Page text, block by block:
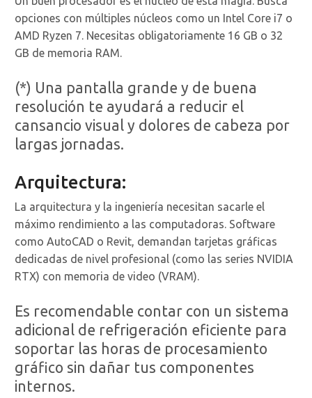
opciones con múltiples núcleos como un Intel Core i7 o
AMD Ryzen 7. Necesitas obligatoriamente 16 GB o 32
GB de memoria RAM.
(*) Una pantalla grande y de buena
resolución te ayudará a reducir el
cansancio visual y dolores de cabeza por
largas jornadas.
Arquitectura:
La arquitectura y la ingeniería necesitan sacarle el
máximo rendimiento a las computadoras. Software
como AutoCAD o Revit, demandan tarjetas gráficas
dedicadas de nivel profesional (como las series NVIDIA
RTX) con memoria de video (VRAM).
Es recomendable contar con un sistema
adicional de refrigeración eficiente para
soportar las horas de procesamiento
gráfico sin dañar tus componentes
internos.